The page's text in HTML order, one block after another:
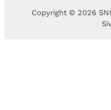
Copyright © 2026